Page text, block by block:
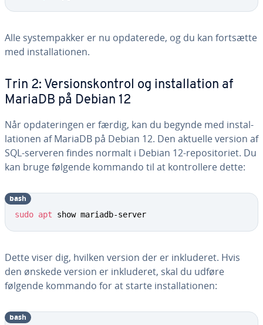
Alle sy­stem­pak­ker er nu op­da­te­re­de, og du kan fortsætte
med in­stal­la­tio­nen.
Trin 2: Ver­sions­kon­trol og in­stal­la­tion af
MariaDB på Debian 12
Når op­da­te­rin­gen er færdig, kan du begynde med in­stal­
la­tio­nen af MariaDB på Debian 12. Den aktuelle version af
SQL-serveren findes normalt i Debian 12-repo­si­to­ri­et. Du
kan bruge følgende kommando til at kon­trol­le­re dette:
sudo apt show mariadb-server
bash
Dette viser dig, hvilken version der er in­klu­de­ret. Hvis
den ønskede version er in­klu­de­ret, skal du udføre
følgende kommando for at starte in­stal­la­tio­nen:
bash